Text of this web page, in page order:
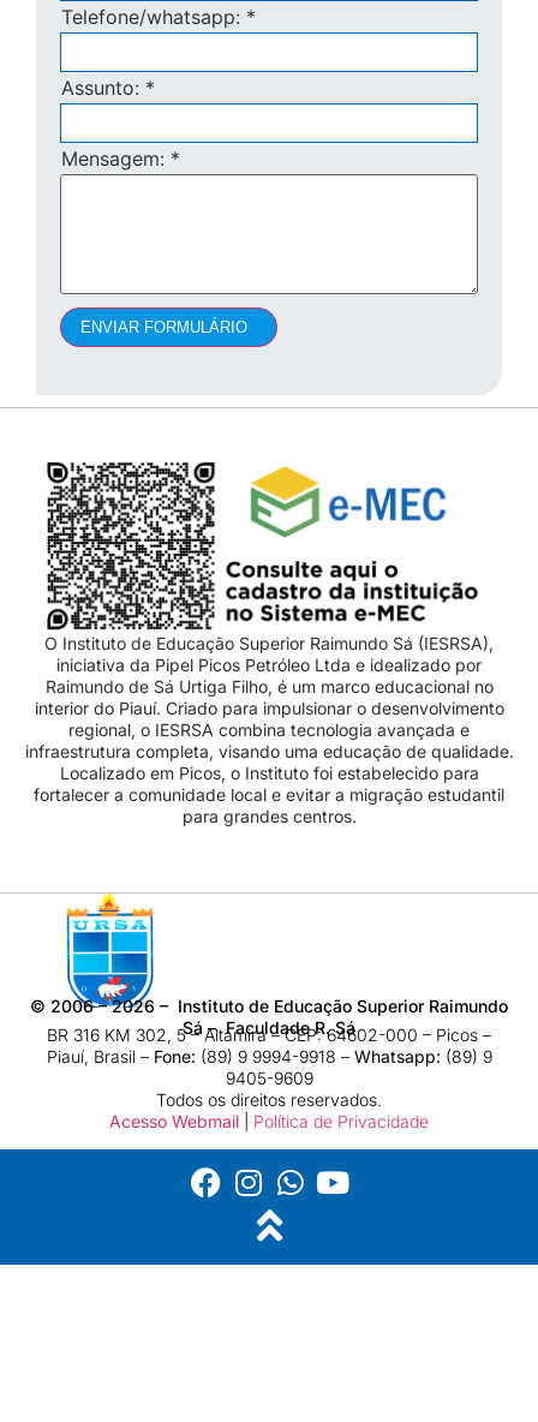
Telefone/whatsapp: *
Assunto: *
Mensagem: *
ENVIAR FORMULÁRIO
O Instituto de Educação Superior Raimundo Sá (IESRSA),
iniciativa da Pipel Picos Petróleo Ltda e idealizado por
Raimundo de Sá Urtiga Filho, é um marco educacional no
interior do Piauí. Criado para impulsionar o desenvolvimento
regional, o IESRSA combina tecnologia avançada e
infraestrutura completa, visando uma educação de qualidade.
Localizado em Picos, o Instituto foi estabelecido para
fortalecer a comunidade local e evitar a migração estudantil
para grandes centros.
© 2006 – 2026 – Instituto de Educação Superior Raimundo
Sá – Faculdade R. Sá
BR 316 KM 302, 5 – Altamira – CEP: 64602-000 – Picos –
Piauí, Brasil – Fone: (89) 9 9994-9918​ – Whatsapp: (89) 9
9405-9609
Todos os direitos reservados.
Acesso Webmail
Política de Privacidade